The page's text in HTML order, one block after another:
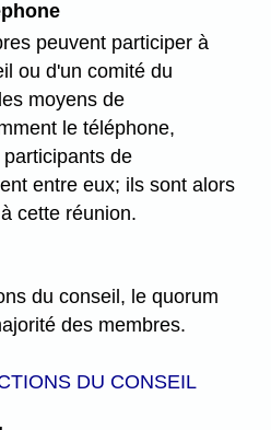
peuvent participer à
ou d'un comité du
moyens de
le téléphone,
de
entre eux; ils sont alors
cette réunion.
du conseil, le quorum
des membres.
DU CONSEIL